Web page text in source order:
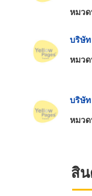
หมว
บริษั
หมว
บริษั
หมว
สิ